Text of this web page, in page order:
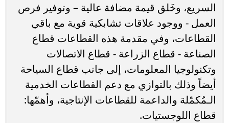
السريع، وخَلق قيمة مضافة عالية – وتوفير فرص
العمل - ووجود علاقات تشابكية قوية مع باقي
القطاعات، وفي مقدمة هذه القطاعات قطاع
الصناعة - قطاع الزراعة - قطاع الاتصالات
وتكنولوجيا المعلومات، إلى جانب قطاع السياحة
أيضاً وذلك بالتوازي مع دعم القطاعات الخدمية
الـمُكمّلة والداعمة للقطاعات الإنتاجية، وأهمّها:
قطاع اللوجستيات.